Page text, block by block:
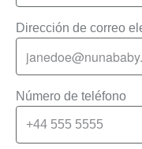
Dirección de correo
Número de teléfono